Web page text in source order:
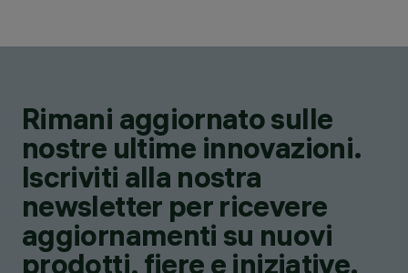
Rimani aggiornato sulle
nostre ultime innovazioni.
Iscriviti alla nostra
newsletter per ricevere
aggiornamenti su nuovi
prodotti, fiere e iniziative.